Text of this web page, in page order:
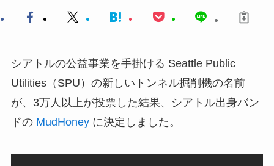
シアトルの公益事業を手掛ける Seattle Public
Utilities（SPU）の新しいトンネル掘削機の名前
が、3万人以上が投票した結果、シアトル出身バン
ドの MudHoneyに決定しました。